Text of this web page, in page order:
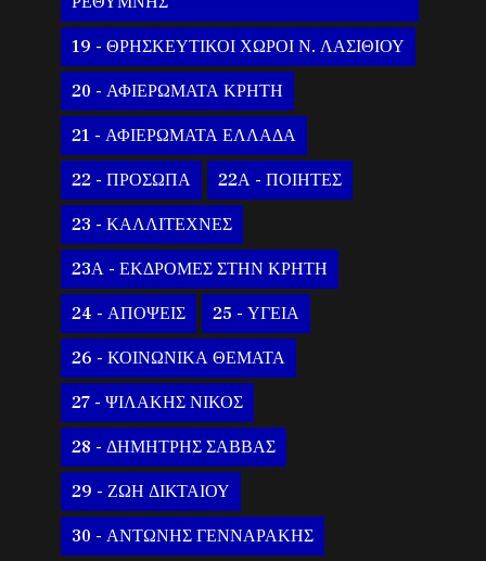
19 - ΘΡΗΣΚΕΥΤΙΚΟΙ ΧΩΡΟΙ Ν. ΛΑΣΙΘΙΟΥ
20 - ΑΦΙΕΡΩΜΑΤΑ ΚΡΗΤΗ
21 - ΑΦΙΕΡΩΜΑΤΑ ΕΛΛΑΔΑ
22 - ΠΡΟΣΩΠΑ 22Α - ΠΟΙΗΤΕΣ
23 - ΚΑΛΛΙΤΕΧΝΕΣ
23Α - ΕΚΔΡΟΜΕΣ ΣΤΗΝ ΚΡΗΤΗ
24 - ΑΠΟΨΕΙΣ 25 - ΥΓΕΙΑ
26 - ΚΟΙΝΩΝΙΚΑ ΘΕΜΑΤΑ
27 - ΨΙΛΑΚΗΣ ΝΙΚΟΣ
28 - ΔΗΜΗΤΡΗΣ ΣΑΒΒΑΣ
29 - ΖΩΗ ΔΙΚΤΑΙΟΥ
30 - ΑΝΤΩΝΗΣ ΓΕΝΝΑΡΑΚΗΣ